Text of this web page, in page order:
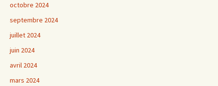
octobre 2024
septembre 2024
juillet 2024
juin 2024
avril 2024
mars 2024